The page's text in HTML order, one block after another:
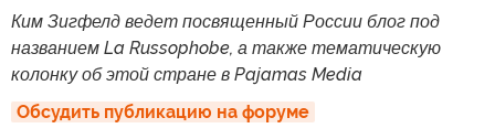
Ким Зигфелд ведет посвященный России блог под
названием La Russophobe, а также тематическую
колонку об этой стране в Pajamas Media
Обсудить публикацию на форуме